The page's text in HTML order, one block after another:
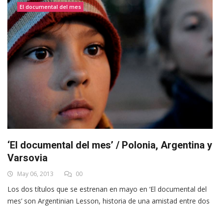
El documental del mes
‘El documental del mes’ / Polonia, Argentina y
Varsovia
May 06, 2013 00
Los dos títulos que se estrenan en mayo en ‘El documental del
mes’ son Argentinian Lesson, historia de una amistad entre dos